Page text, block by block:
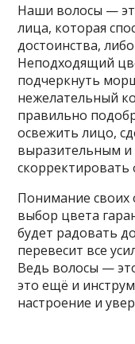
Наши волосы —
лица, которая
достоинства,
Неподходящий
подчеркнуть
нежелательный
правильно
освежить лицо,
выразительным и
скорректировать
Понимание своих
выбор цвета
будет радовать
перевесит все
Ведь волосы —
это ещё и
настроение и